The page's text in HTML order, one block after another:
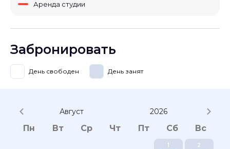
Аренда студии
Забронировать
День свободен День занят
Август 2026
Пн Вт Ср Чт Пт Сб Вс
1 2